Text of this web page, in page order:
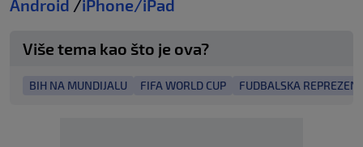
Android /iPhone/iPad
Više tema kao što je ova?
BIH NA MUNDIJALU FIFA WORLD CUP FUDBALSKA